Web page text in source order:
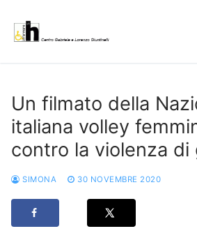
contenuto
Un filmato della
italiana volley
contro la violenza di
SIMONA 30 NOVEMBRE 2020